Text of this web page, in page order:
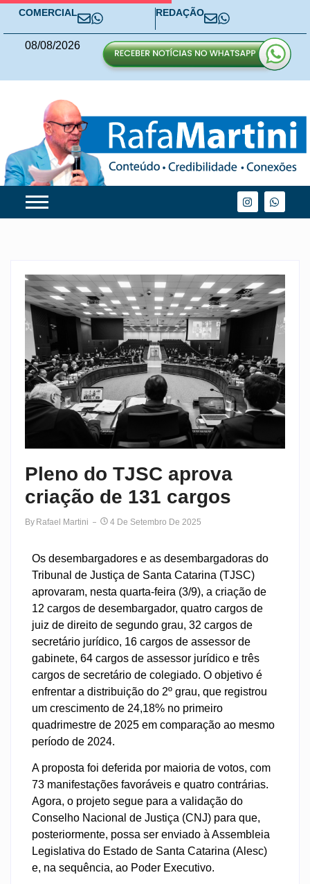
COMERCIAL REDAÇÃO
08/08/2026
Pleno do TJSC aprova
criação de 131 cargos
By Rafael Martini 4 De Setembro De 2025
Os desembargadores e as desembargadoras do
Tribunal de Justiça de Santa Catarina (TJSC)
aprovaram, nesta quarta-feira (3/9), a criação de
12 cargos de desembargador, quatro cargos de
juiz de direito de segundo grau, 32 cargos de
secretário jurídico, 16 cargos de assessor de
gabinete, 64 cargos de assessor jurídico e três
cargos de secretário de colegiado. O objetivo é
enfrentar a distribuição do 2º grau, que registrou
um crescimento de 24,18% no primeiro
quadrimestre de 2025 em comparação ao mesmo
período de 2024.
A proposta foi deferida por maioria de votos, com
73 manifestações favoráveis e quatro contrárias.
Agora, o projeto segue para a validação do
Conselho Nacional de Justiça (CNJ) para que,
posteriormente, possa ser enviado à Assembleia
Legislativa do Estado de Santa Catarina (Alesc)
e, na sequência, ao Poder Executivo.